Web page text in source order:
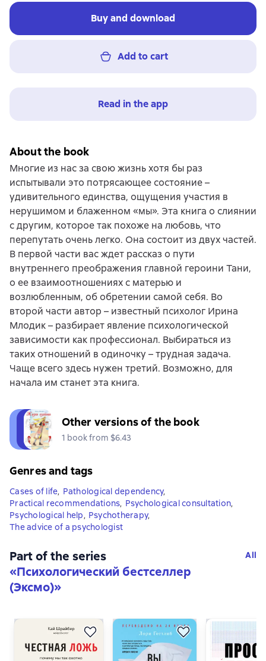
Buy and download
Add to cart
Read in the app
About the book
Многие из нас за свою жизнь хотя бы раз
испытывали это потрясающее состояние –
удивительного единства, ощущения участия в
нерушимом и блаженном «мы». Эта книга о слиянии
с другим, которое так похоже на любовь, что
перепутать очень легко. Она состоит из двух частей.
В первой части вас ждет рассказ о пути
внутреннего преображения главной героини Тани,
о ее взаимоотношениях с матерью и
возлюбленным, об обретении самой себя. Во
второй части автор – известный психолог Ирина
Млодик – разбирает явление психологической
зависимости как профессионал. Выбираться из
таких отношений в одиночку – трудная задача.
Чаще всего здесь нужен третий. Возможно, для
начала им станет эта книга.
Other versions of the book
1 book from $6.43
Genres and tags
Cases of life, Pathological dependency,
Practical recommendations, Psychological consultation,
Psychological help, Psychotherapy,
The advice of a psychologist
Part of the series
«Психологический бестселлер
(Эксмо)»
All